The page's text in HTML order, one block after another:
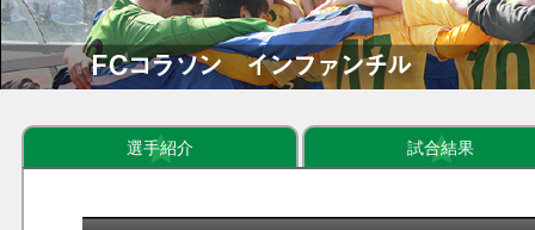
選手紹介 試合結果